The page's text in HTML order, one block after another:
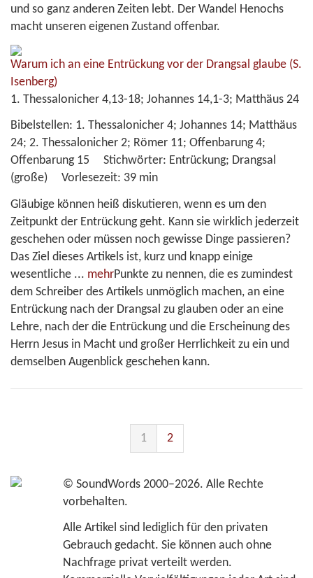
und so ganz anderen Zeiten lebt. Der Wandel Henochs
macht unseren eigenen Zustand offenbar.
Warum ich an eine Entrückung vor der Drangsal glaube (S.
Isenberg)
1. Thessalonicher 4,13-18; Johannes 14,1-3; Matthäus 24
Bibelstellen: 1. Thessalonicher 4; Johannes 14; Matthäus
24; 2. Thessalonicher 2; Römer 11; Offenbarung 4;
Offenbarung 15 Stichwörter: Entrückung; Drangsal
(große) Vorlesezeit: 39 min
Gläubige können heiß diskutieren, wenn es um den
Zeitpunkt der Entrückung geht. Kann sie wirklich jederzeit
geschehen oder müssen noch gewisse Dinge passieren?
Das Ziel dieses Artikels ist, kurz und knapp einige
wesentliche ... mehrPunkte zu nennen, die es zumindest
dem Schreiber des Artikels unmöglich machen, an eine
Entrückung nach der Drangsal zu glauben oder an eine
Lehre, nach der die Entrückung und die Erscheinung des
Herrn Jesus in Macht und großer Herrlichkeit zu ein und
demselben Augenblick geschehen kann.
1 2
© SoundWords2000–2026. Alle Rechte
vorbehalten.
Alle Artikel sind lediglich für den privaten
Gebrauch gedacht. Sie können auch ohne
Nachfrage privat verteilt werden.